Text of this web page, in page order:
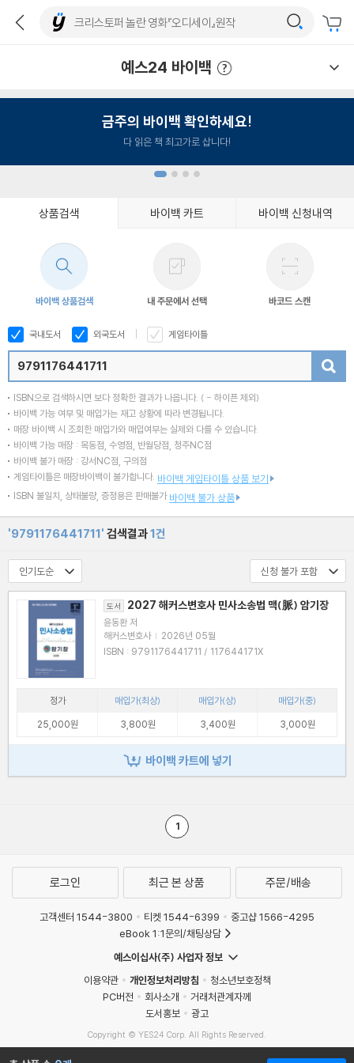
예스24 바이백
금주의 바이백 확인하세요!
다 읽은 책 최고가로 삽니다!
상품검색 바이백 카트 바이백 신청내역
바이백 상품검색 내 주문에서 선택 바코드 스캔
국내도서 외국도서 게임타이틀
ISBN으로 검색하시면 보다 정확한 결과가 나옵니다. ( - 하이픈 제외)
바이백 가능 여부 및 매입가는 재고 상황에 따라 변경됩니다.
매장 바이백 시 조회한 매입가와 매입여부는 실제와 다를 수 있습니다.
바이백 가능 매장 : 목동점, 수영점, 반월당점, 청주NC점
바이백 불가 매장 : 강서NC점, 구의점
게임타이틀은 매장바이백이 불가합니다. 바이백 게임타이틀 상품 보기
ISBN 불일치, 상태불량, 증정용은 판매불가 바이백 불가 상품
'9791176441711' 검색결과1건
도서 2027 해커스변호사 민사소송법 맥(脈) 암기장
윤동환 저
해커스변호사 | 2026년 05월
ISBN : 9791176441711 / 117644171X
정가 매입가(최상) 매입가(상)
매입가(중)
25,000원
3,800원 3,400원 3,000원
바이백 카트에 넣기
1
로그인 최근 본 상품 주문/배송
고객센터 1544-3800 티켓 1544-6399
중고샵 1566-4295
eBook 1:1문의/채팅상담
예스이십사(주) 사업자 정보
이용약관
개인정보처리방침
청소년보호정책
PC버전
회사소개
거래처관계자께
도서홍보
광고
Copyright © YES24 Corp. All Rights Reserved.
MATOM16